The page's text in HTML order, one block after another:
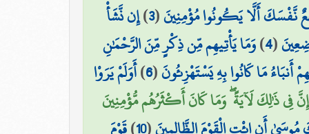
نَّفْسَكَ أَلَّا يَكُونُوا مُؤْمِنِينَ(
3
)إِن نَّشَأْ
(
4
)وَمَا يَأْتِيهِم مِّن ذِكْرٍ مِّنَ الرَّحْمَٰنِ
أَنبَاءُ مَا كَانُوا بِهِ يَسْتَهْزِئُونَ(
6
)أَوَلَمْ يَرَوْا
إِنَّ فِي ذَٰلِكَ لَآيَةً ۖ وَمَا كَانَ أَكْثَرُهُم مُّؤْمِنِينَ